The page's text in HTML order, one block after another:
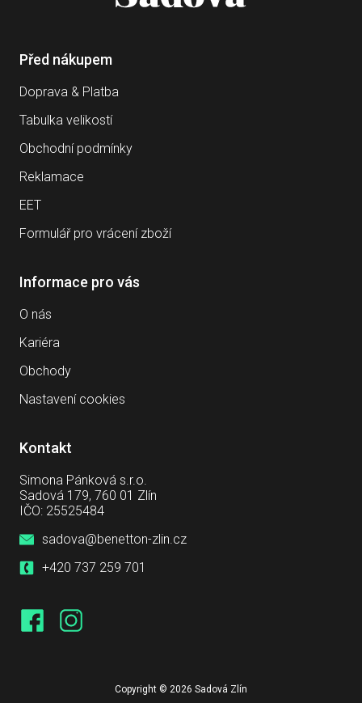
Před nákupem
Doprava & Platba
Tabulka velikostí
Obchodní podmínky
Reklamace
EET
Formulář pro vrácení zboží
Informace pro vás
O nás
Kariéra
Obchody
Nastavení cookies
Kontakt
Simona Pánková s.r.o.
Sadová 179, 760 01 Zlín
IČO: 25525484
sadova@benetton-zlin.cz
+420 737 259 701
Copyright © 2026 Sadová Zlín